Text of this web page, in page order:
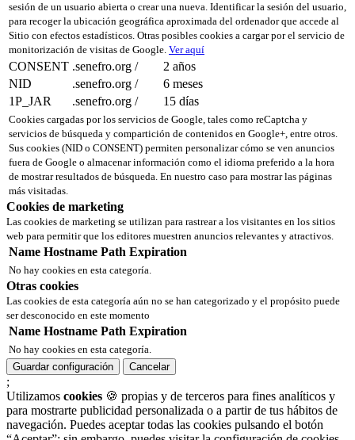
sesión de un usuario abierta o crear una nueva. Identificar la sesión del usuario,
para recoger la ubicación geográfica aproximada del ordenador que accede al
Sitio con efectos estadísticos. Otras posibles cookies a cargar por el servicio de
monitorización de visitas de Google. Ver aquí
CONSENT .senefro.org /
2 años
NID
.senefro.org /
6 meses
1P_JAR
.senefro.org / 15 días
Cookies cargadas por los servicios de Google, tales como reCaptcha y
servicios de búsqueda y compartición de contenidos en Google+, entre otros.
Sus cookies (NID o CONSENT) permiten personalizar cómo se ven anuncios
fuera de Google o almacenar información como el idioma preferido a la hora
de mostrar resultados de búsqueda. En nuestro caso para mostrar las páginas
más visitadas.
Cookies de marketing
Las cookies de marketing se utilizan para rastrear a los visitantes en los sitios
web para permitir que los editores muestren anuncios relevantes y atractivos.
Name Hostname Path Expiration
No hay cookies en esta categoría.
Otras cookies
Las cookies de esta categoría aún no se han categorizado y el propósito puede
ser desconocido en este momento
Name Hostname Path Expiration
No hay cookies en esta categoría.
Guardar configuración
Cancelar
;
Utilizamos cookies 🍪 propias y de terceros para fines analíticos y
para mostrarte publicidad personalizada o a partir de tus hábitos de
navegación. Puedes aceptar todas las cookies pulsando el botón